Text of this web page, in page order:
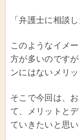
「弁護士に相談
このようなイメ
方が多いのです
ンにはないメリ
そこで今回は、
て、メリットと
ていきたいと思い